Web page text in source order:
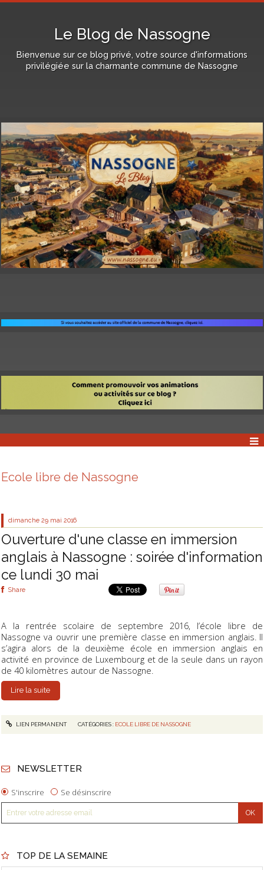
Le Blog de Nassogne
Bienvenue sur ce blog privé, votre source d'informations
privilégiée sur la charmante commune de Nassogne
Ecole libre de Nassogne
dimanche 29 mai 2016
Ouverture d'une classe en immersion
anglais à Nassogne : soirée d'information
ce lundi 30 mai
Share
A la rentrée scolaire de septembre 2016, l’école libre de
Nassogne va ouvrir une première classe en immersion anglais. Il
s’agira alors de la deuxième école en immersion anglais en
activité en province de Luxembourg et de la seule dans un rayon
de 40 kilomètres autour de Nassogne.
Lire la suite
LIEN PERMANENT CATÉGORIES : ECOLE LIBRE DE NASSOGNE
NEWSLETTER
S'inscrire Se désinscrire
TOP DE LA SEMAINE